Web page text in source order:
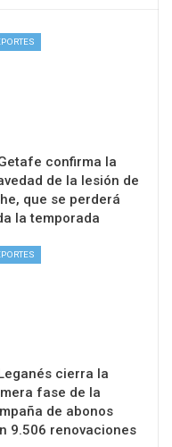
confirma la
de la lesión de
que se perderá
la temporada
cierra la
fase de la
de abonos
9.506 renovaciones